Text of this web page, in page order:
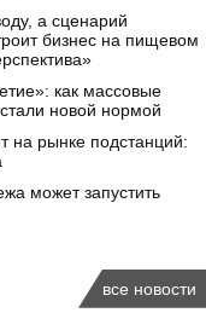
а сценарий
бизнес на пищевом
как массовые
новой нормой
на рынке подстанций:
может запустить
все новости